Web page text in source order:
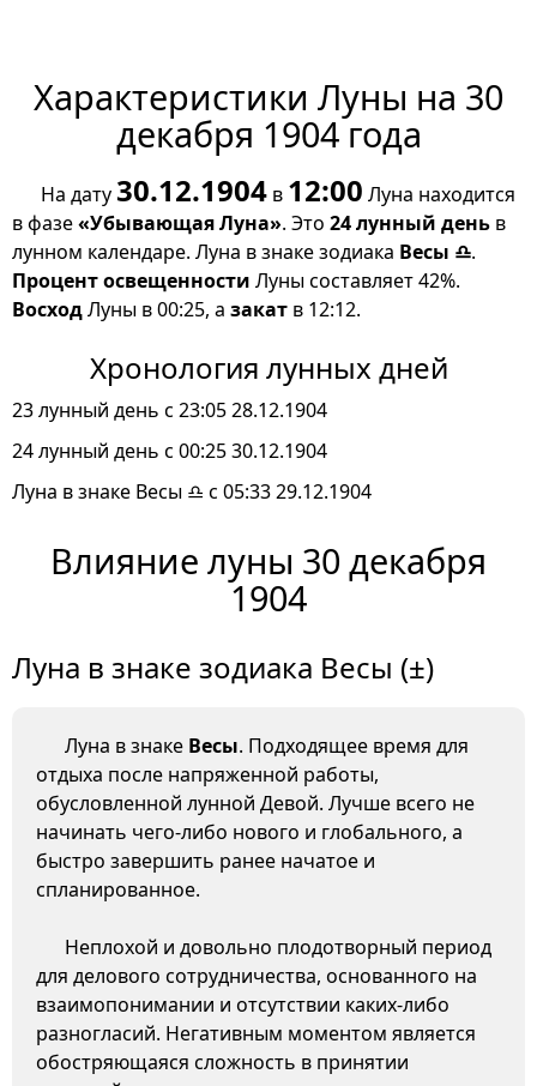
Характеристики Луны на 30
декабря 1904 года
На дату30.12.1904 в 12:00 Луна находится
в фазе«Убывающая Луна». Это 24 лунный день в
лунном календаре. Луна в знаке зодиака Весы ♎.
Процент освещенности Луны составляет 42%.
ВосходЛуны в 00:25, а закат в 12:12.
Хронология лунных дней
23 лунный день с 23:05 28.12.1904
24 лунный день с 00:25 30.12.1904
Луна в знаке Весы ♎ с 05:33 29.12.1904
Влияние луны 30 декабря
1904
Луна в знаке зодиака Весы (±)
Луна в знаке Весы. Подходящее время для
отдыха после напряженной работы,
обусловленной лунной Девой. Лучше всего не
начинать чего-либо нового и глобального, а
быстро завершить ранее начатое и
спланированное.
Неплохой и довольно плодотворный период
для делового сотрудничества, основанного на
взаимопонимании и отсутствии каких-либо
разногласий. Негативным моментом является
обостряющаяся сложность в принятии